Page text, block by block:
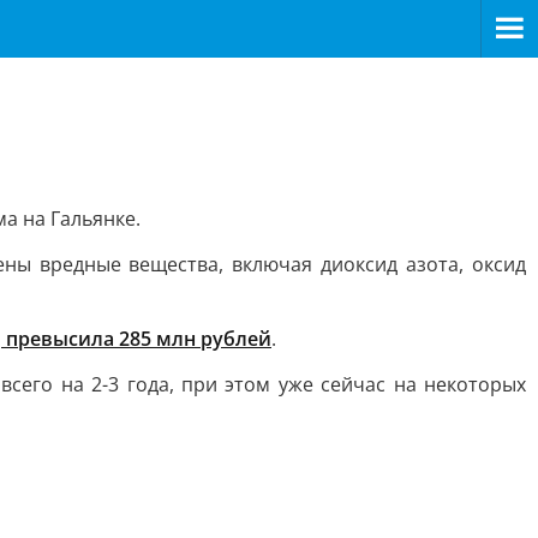
на Гальянке.
вредные вещества, включая диоксид азота, оксид
превысила 285 млн рублей.
на 2-3 года, при этом уже сейчас на некоторых